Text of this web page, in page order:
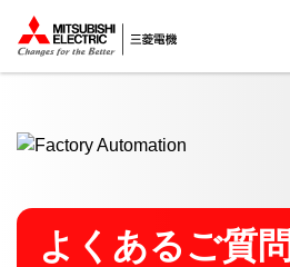
ここから本文
よくあるご質問